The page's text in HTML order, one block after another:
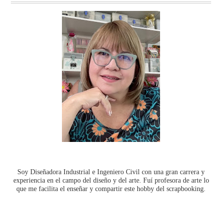
Soy Diseñadora Industrial e Ingeniero Civil con una gran carrera y
experiencia en el campo del diseño y del arte. Fuí profesora de arte lo
que me facilita el enseñar y compartir este hobby del scrapbooking.